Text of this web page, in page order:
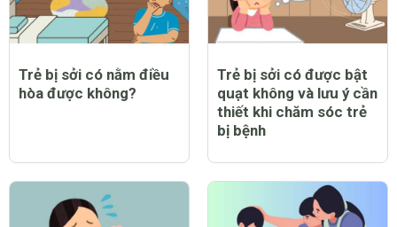
Trẻ bị sởi có nằm điều
hòa được không?
Trẻ bị sởi có được bật
quạt không và lưu ý cần
thiết khi chăm sóc trẻ
bị bệnh